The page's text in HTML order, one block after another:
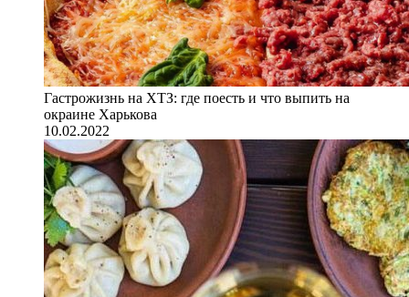
Гастрожизнь на ХТЗ: где поесть и что выпить на
окраине Харькова
10.02.2022